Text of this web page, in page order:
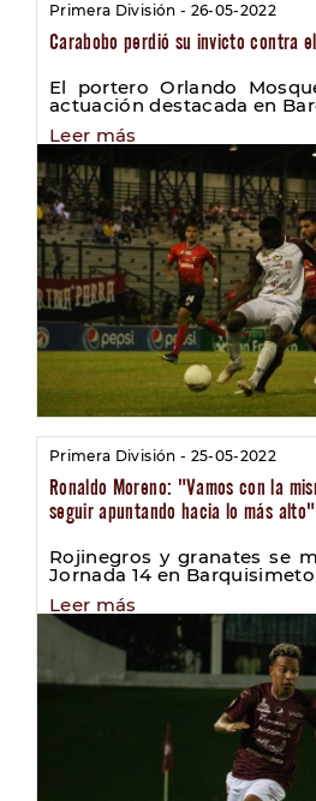
Primera División - 26-05-2022
Carabobo perdió su invicto contra
El portero Orlando
actuación destacada en
Leer más
Primera División - 25-05-2022
Ronaldo Moreno: "Vamos con la
seguir apuntando hacia lo más alto"
Rojinegros y granates se
Jornada 14 en Barquisimeto
Leer más